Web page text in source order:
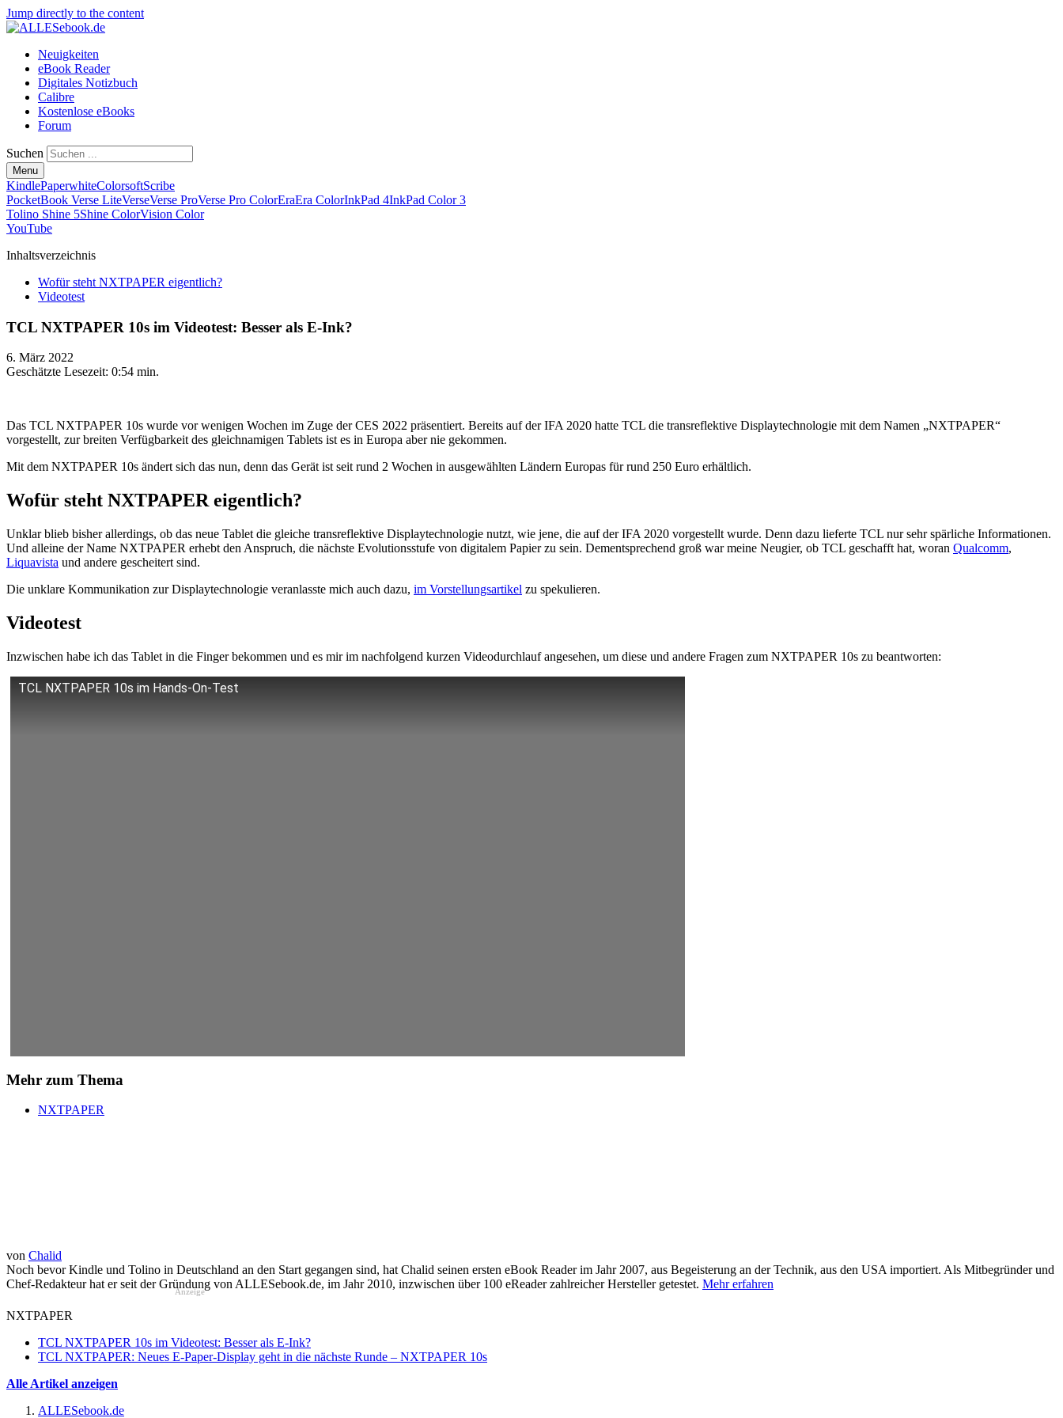
Jump directly to the content
Neuigkeiten
eBook Reader
Digitales Notizbuch
Calibre
Kostenlose eBooks
Forum
Suchen
Menu
KindlePaperwhiteColorsoftScribe
PocketBook Verse LiteVerseVerse ProVerse Pro ColorEraEra ColorInkPad 4InkPad Color 3
Tolino Shine 5Shine ColorVision Color
YouTube
Inhaltsverzeichnis
Wofür steht NXTPAPER eigentlich?
Videotest
TCL NXTPAPER 10s im Videotest: Besser als E-Ink?
6. März 2022
Geschätzte Lesezeit: 0:54 min.
Das TCL NXTPAPER 10s wurde vor wenigen Wochen im Zuge der CES 2022 präsentiert. Bereits auf der IFA 2020 hatte TCL die transreflektive Displaytechnologie mit dem Namen „NXTPAPER“
vorgestellt, zur breiten Verfügbarkeit des gleichnamigen Tablets ist es in Europa aber nie gekommen.
Mit dem NXTPAPER 10s ändert sich das nun, denn das Gerät ist seit rund 2 Wochen in ausgewählten Ländern Europas für rund 250 Euro erhältlich.
Wofür steht NXTPAPER eigentlich?
Unklar blieb bisher allerdings, ob das neue Tablet die gleiche transreflektive Displaytechnologie nutzt, wie jene, die auf der IFA 2020 vorgestellt wurde. Denn dazu lieferte TCL nur sehr spärliche Informationen.
Und alleine der Name NXTPAPER erhebt den Anspruch, die nächste Evolutionsstufe von digitalem Papier zu sein. Dementsprechend groß war meine Neugier, ob TCL geschafft hat, woran Qualcomm,
Liquavista und andere gescheitert sind.
Die unklare Kommunikation zur Displaytechnologie veranlasste mich auch dazu, im Vorstellungsartikel zu spekulieren.
Videotest
Inzwischen habe ich das Tablet in die Finger bekommen und es mir im nachfolgend kurzen Videodurchlauf angesehen, um diese und andere Fragen zum NXTPAPER 10s zu beantworten:
TCL NXTPAPER 10s im Hands-On-Test
Mehr zum Thema
NXTPAPER
von Chalid
Noch bevor Kindle und Tolino in Deutschland an den Start gegangen sind, hat Chalid seinen ersten eBook Reader im Jahr 2007, aus Begeisterung an der Technik, aus den USA importiert. Als Mitbegründer und
Chef-Redakteur hat er seit der Gründung von ALLESebook.de, im Jahr 2010, inzwischen über 100 eReader zahlreicher Hersteller getestet. Mehr erfahren
Anzeige
NXTPAPER
TCL NXTPAPER 10s im Videotest: Besser als E-Ink?
TCL NXTPAPER: Neues E-Paper-Display geht in die nächste Runde – NXTPAPER 10s
Alle Artikel anzeigen
ALLESebook.de